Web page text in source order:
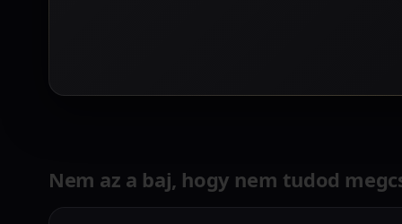
Nem az a baj, hogy nem tudod